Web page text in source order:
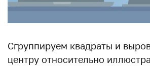
Сгруппируем квадраты и
центру относительно